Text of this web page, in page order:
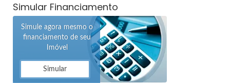
Simular Financiamento
Simule agora mesmo o
financiamento de seu
Imóvel
Simular